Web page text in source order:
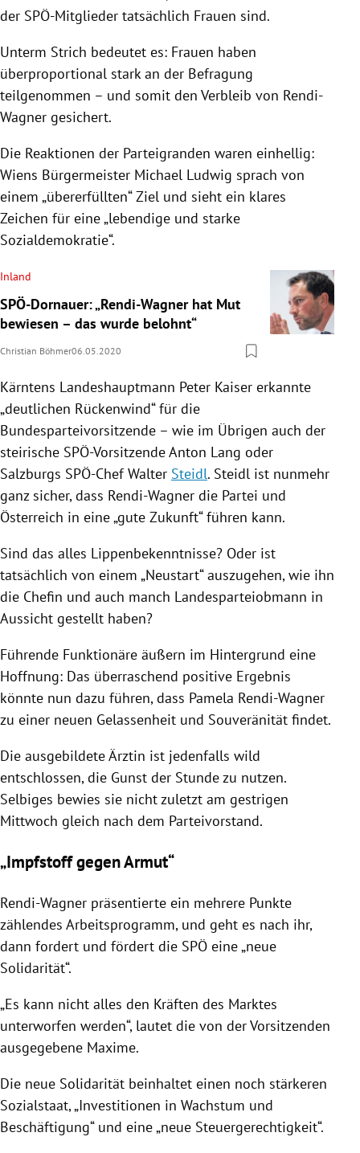
der SPÖ-Mitglieder tatsächlich Frauen sind.
Unterm Strich bedeutet es: Frauen haben
überproportional stark an der Befragung
teilgenommen – und somit den Verbleib von Rendi-
Wagner gesichert.
Die Reaktionen der Parteigranden waren einhellig:
Wiens Bürgermeister Michael Ludwig sprach von
einem „übererfüllten“ Ziel und sieht ein klares
Zeichen für eine „lebendige und starke
Sozialdemokratie“.
Inland
SPÖ-Dornauer: „Rendi-Wagner hat Mut
bewiesen – das wurde belohnt“
Christian Böhmer06.05.2020
Kärntens Landeshauptmann Peter Kaiser erkannte
„deutlichen Rückenwind“ für die
Bundesparteivorsitzende – wie im Übrigen auch der
steirische SPÖ-VorsitzendeAnton Lang oder
Salzburgs SPÖ-Chef Walter Steidl. Steidl ist nunmehr
ganz sicher, dass Rendi-Wagner die Partei und
Österreich in eine „gute Zukunft“ führen kann.
Sind das alles Lippenbekenntnisse? Oder ist
tatsächlich von einem „Neustart“ auszugehen, wie ihn
die Chefin und auch manch Landesparteiobmann in
Aussicht gestellt haben?
Führende Funktionäre äußern im Hintergrund eine
Hoffnung: Das überraschend positive Ergebnis
könnte nun dazu führen, dass Pamela Rendi-Wagner
zu einer neuen Gelassenheit und Souveränität findet.
Die ausgebildete Ärztin ist jedenfalls wild
entschlossen, die Gunst der Stunde zu nutzen.
Selbiges bewies sie nicht zuletzt am gestrigen
Mittwoch gleich nach dem Parteivorstand.
„Impfstoff gegen Armut“
Rendi-Wagner präsentierte ein mehrere Punkte
zählendes Arbeitsprogramm, und geht es nach ihr,
dann fordert und fördert die SPÖ eine „neue
Solidarität“.
„Es kann nicht alles den Kräften des Marktes
unterworfen werden“, lautet die von der Vorsitzenden
ausgegebene Maxime.
Die neue Solidarität beinhaltet einen noch stärkeren
Sozialstaat, „Investitionen in Wachstum und
Beschäftigung“ und eine „neue Steuergerechtigkeit“.